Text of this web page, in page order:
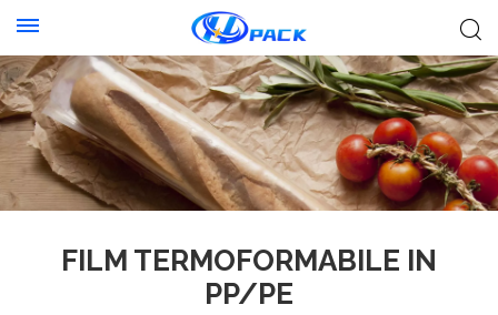
FILM TERMOFORMABILE IN
PP/PE